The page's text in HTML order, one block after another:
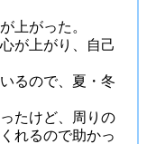
上がった。
が上がり、自己
るので、夏・冬
たけど、周りの
れるので助かっ